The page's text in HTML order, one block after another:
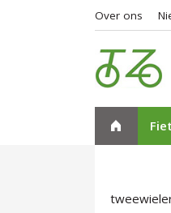
Over ons